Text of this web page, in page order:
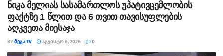
ნიკა მელიას სასამართლოს უპატივცემლობის
ფაქტზე 1 წლით და 6 თვით თავისუფლების
აღკვეთა მიესაჯა
BYᲛᲔᲒᲐ TV ᲐᲒᲕᲘᲡᲢᲝ 6, 2026 0